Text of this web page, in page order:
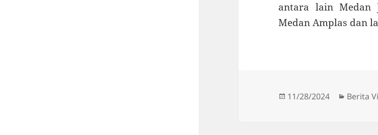
antara lain Medan
Medan Amplas dan
Diposkan
11/28/2024 Berita